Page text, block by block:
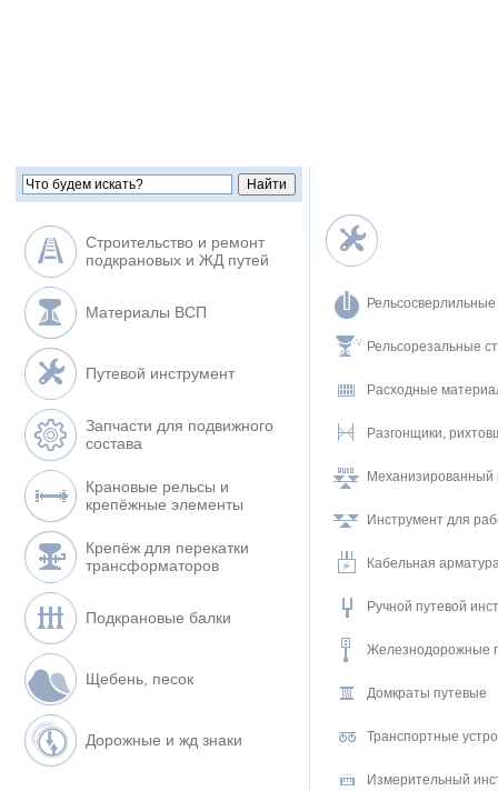
Строительство и ремонт
подкрановых и ЖД путей
Материалы ВСП
Путевой инструмент
Запчасти для подвижного
состава
Крановые рельсы и
крепёжные элементы
Крепёж для перекатки
трансформаторов
Подкрановые балки
Щебень, песок
Дорожные и жд знаки
Рельсорезальные
Расходные
Разгонщики,
Механизированный
Инструмент для
Кабельная
Ручной путевой
Железнодорожные
Домкраты путевые
Транспортные
Измерительный